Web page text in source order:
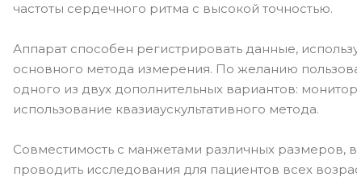
частоты сердечного ритма с высокой точностью.
Аппарат способен регистрировать данные,
основного метода измерения. По желанию
одного из двух дополнительных вариантов:
использование квазиаускультативного метода.
Совместимость с манжетами различных размеров,
проводить исследования для пациентов всех